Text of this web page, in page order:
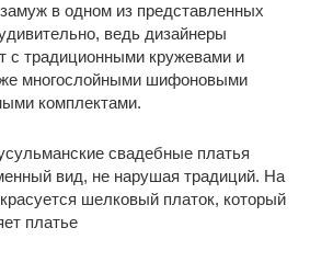
в одном из представленных
ведь дизайнеры
с традиционными кружевами и
многослойными шифоновыми
комплектами.
свадебные платья
вид, не нарушая традиций. На
шелковый платок, который
платье